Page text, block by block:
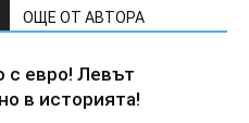
ОЩЕ ОТ АВТОРА
с евро! Левът
в историята!